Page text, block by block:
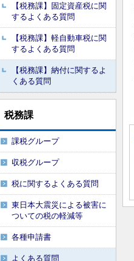
【税務課】固定資産税に関
するよくある質問
【税務課】軽自動車税に関
するよくある質問
【税務課】納付に関するよ
くある質問
税務課
課税グループ
収税グループ
税に関するよくある質問
東日本大震災による被害に
ついての税の軽減等
各種申請書
よくある質問